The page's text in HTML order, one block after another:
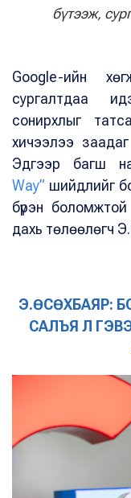
бүтээж,
Google-ийн
сургалтдаа
сонирхлыг
хичээлээ
Эдгээр багш
Way” шийдлийг
бүрэн
дахь төлөөлөгч
Э.ӨСӨХБАЯР:
САЛЪЯ Л